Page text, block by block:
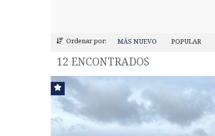
Ordenar por: MÁS NUEVO POPULAR
12 ENCONTRADOS